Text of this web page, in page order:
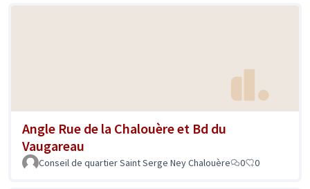
Angle Rue de la Chalouère et Bd du
Vaugareau
Conseil de quartier Saint Serge Ney Chalouère 0 0